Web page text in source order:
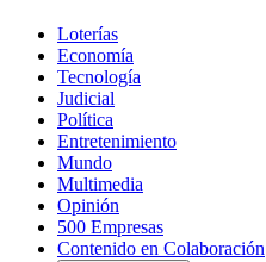
Loterías
Economía
Tecnología
Judicial
Política
Entretenimiento
Mundo
Multimedia
Opinión
500 Empresas
Contenido en Colaboración